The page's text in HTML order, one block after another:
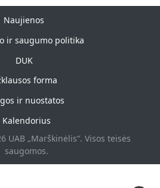
Naujienos
Naujienos
ir saugumo politika
DUK
forma
ir nuostatos
Kalendorius
UAB „Marškinėlis“. Visos teisės
saugomos.